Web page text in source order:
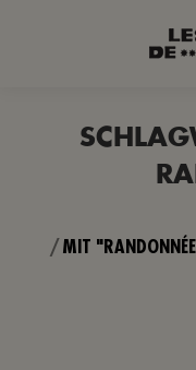
MIT